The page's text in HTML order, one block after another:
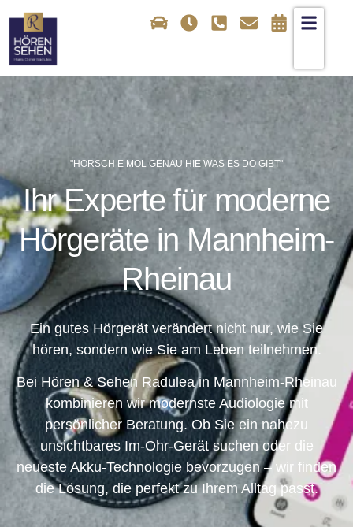
"HORSCH E MOL GENAU HIE WAS ES DO GIBT"
Ihr Experte für moderne
Hörgeräte in Mannheim-
Rheinau
Ein gutes Hörgerät verändert nicht nur, wie Sie
hören, sondern wie Sie am Leben teilnehmen.
Bei Hören & Sehen Radulea in Mannheim-Rheinau
kombinieren wir modernste Audiologie mit
persönlicher Beratung.Ob Sie ein nahezu
unsichtbares Im-Ohr-Gerät suchen oder die
neueste Akku-Technologie bevorzugen – wir finden
die Lösung, die perfekt zu Ihrem Alltag passt.